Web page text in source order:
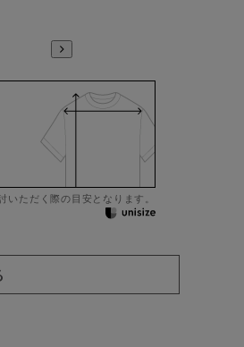
いただく際の目安となります。